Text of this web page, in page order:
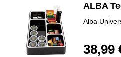
ALBA
Alba
38,99